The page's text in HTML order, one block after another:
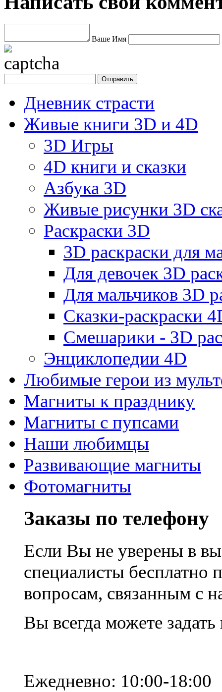
Ваше Имя
Дневник страсти
Живые книги 3D и 4D
3D Игры
4D книги и сказки
Азбука 3D
Живые рисунки 3D
Раскраски 3D
3D раскраски для
Для девочек 3D
Для мальчиков 3D
Сказки-раскраски
Смешарики - 3D
Энциклопедии 4D
Любимые герои из
Магниты к празднику
Магниты с пупсами
Наши любимцы
Развивающие магниты
Фотомагниты
Заказы по телефону
Если Вы не уверены в
специалисты
вопросам, связанным с
Вы всегда можете
Ежедневно: 10:00-18:00